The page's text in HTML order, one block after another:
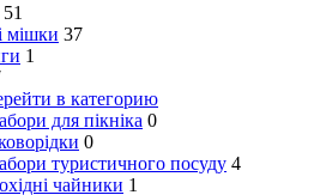
51
мішки 37
1
в категорию
для пікніка 0
0
туристичного посуду 4
чайники 1